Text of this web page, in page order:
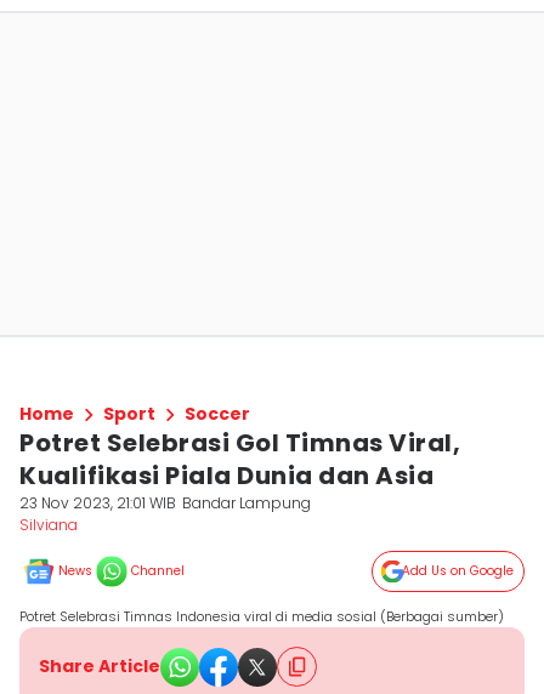
Home Sport Soccer
Potret Selebrasi Gol Timnas Viral,
Kualifikasi Piala Dunia dan Asia
23 Nov 2023, 21:01 WIB Bandar Lampung
Silviana
News Channel Add Us on Google
Potret Selebrasi Timnas Indonesia viral di media sosial (Berbagai sumber)
Share Article